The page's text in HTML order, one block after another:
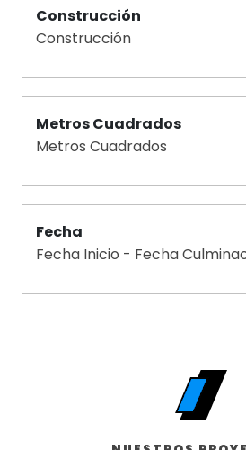
Construcción
Construcción
Metros Cuadrados
Metros Cuadrados
Fecha
Fecha Inicio - Fecha